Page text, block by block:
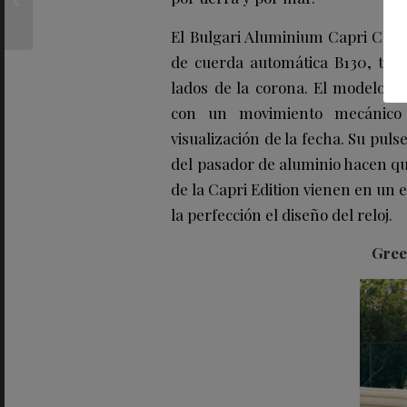
El Bulgari Aluminium Capri
de cuerda automática B130,
lados de la corona. El modelo
con un movimiento
visualización de la fecha. Su
del pasador de aluminio hacen
de la Capri Edition vienen en un
la perfección el diseño del reloj.